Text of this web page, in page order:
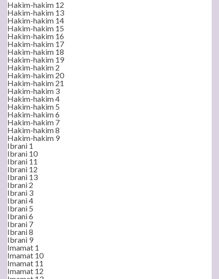
Hakim-hakim 12
Hakim-hakim 13
Hakim-hakim 14
Hakim-hakim 15
Hakim-hakim 16
Hakim-hakim 17
Hakim-hakim 18
Hakim-hakim 19
Hakim-hakim 2
Hakim-hakim 20
Hakim-hakim 21
Hakim-hakim 3
Hakim-hakim 4
Hakim-hakim 5
Hakim-hakim 6
Hakim-hakim 7
Hakim-hakim 8
Hakim-hakim 9
Ibrani 1
Ibrani 10
Ibrani 11
Ibrani 12
Ibrani 13
Ibrani 2
Ibrani 3
Ibrani 4
Ibrani 5
Ibrani 6
Ibrani 7
Ibrani 8
Ibrani 9
Imamat 1
Imamat 10
Imamat 11
Imamat 12